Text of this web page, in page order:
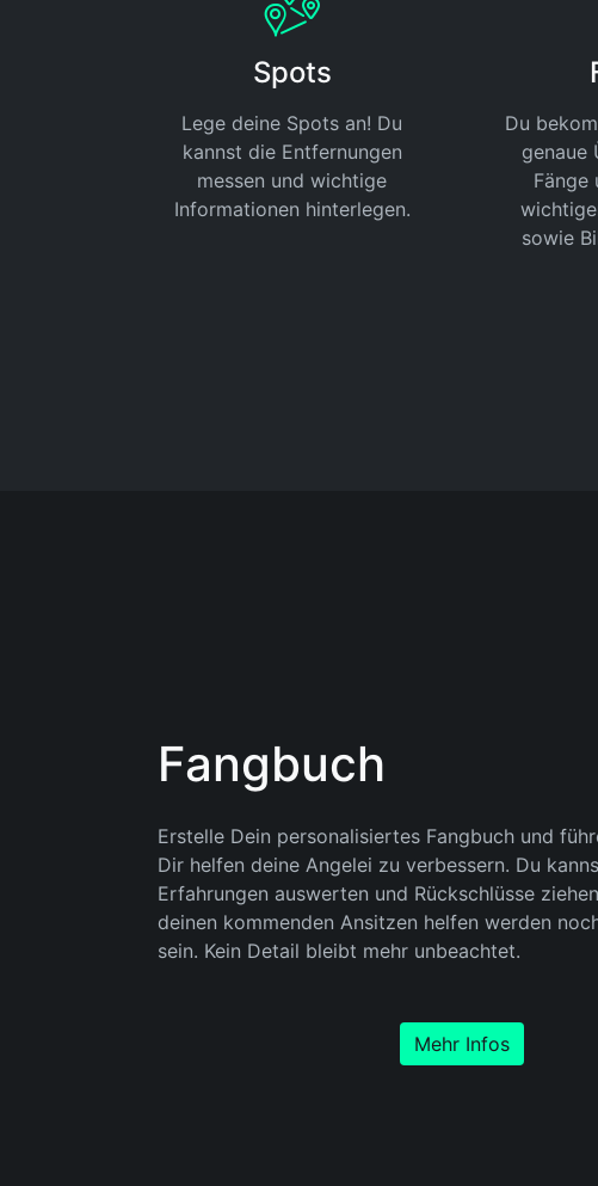
Spots
Lege deine Spots an! Du
kannst die Entfernungen
messen und wichtige
Informationen hinterlegen.
Du
genaue
Fänge
sowie
Fangbuch
Erstelle Dein personalisiertes Fangbuch und
Dir helfen deine Angelei zu verbessern. Du
Erfahrungen auswerten und Rückschlüsse
deinen kommenden Ansitzen helfen werden
sein. Kein Detail bleibt mehr unbeachtet.
Mehr Infos